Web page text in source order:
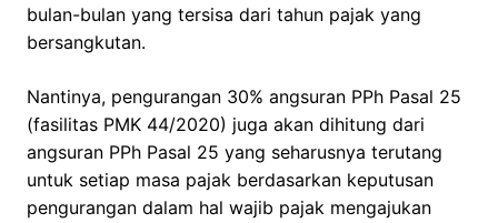
bulan-bulan yang tersisa dari tahun pajak yang
bersangkutan.
Nantinya, pengurangan 30% angsuran PPh Pasal 25
(fasilitas PMK 44/2020) juga akan dihitung dari
angsuran PPh Pasal 25 yang seharusnya terutang
untuk setiap masa pajak berdasarkan keputusan
pengurangan dalam hal wajib pajak mengajukan